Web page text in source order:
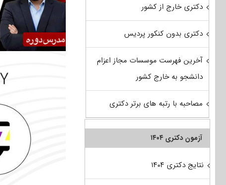
دکتری خارج از کشور
دکتری بدون کنکور پردیس
آخرین فهرست موسسات مجاز اعزام
دانشجو به خارج کشور
مصاحبه با رتبه های برتر دکتری
آزمون دکتری ۱۴۰۴
نتایج دکتری ۱۴۰۴